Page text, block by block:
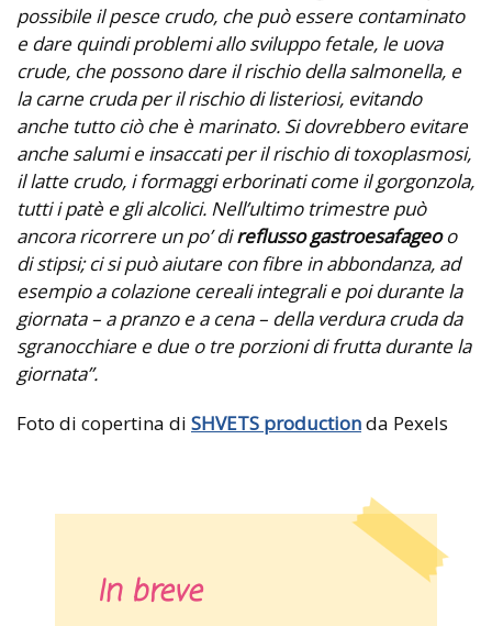
possibile il pesce crudo, che può essere contaminato
e dare quindi problemi allo sviluppo fetale, le uova
crude, che possono dare il rischio della salmonella, e
la carne cruda per il rischio di listeriosi, evitando
anche tutto ciò che è marinato. Si dovrebbero evitare
anche salumi e insaccati per il rischio di toxoplasmosi,
il latte crudo, i formaggi erborinati come il gorgonzola,
tutti i patè e gli alcolici. Nell’ultimo trimestre può
ancora ricorrere un po’ direflusso gastroesafageoo
di stipsi; ci si può aiutare con fibre in abbondanza, ad
esempio a colazione cereali integrali e poi durante la
giornata – a pranzo e a cena – della verdura cruda da
sgranocchiare e due o tre porzioni di frutta durante la
giornata”.
Foto di copertina di SHVETS productionda Pexels
In breve